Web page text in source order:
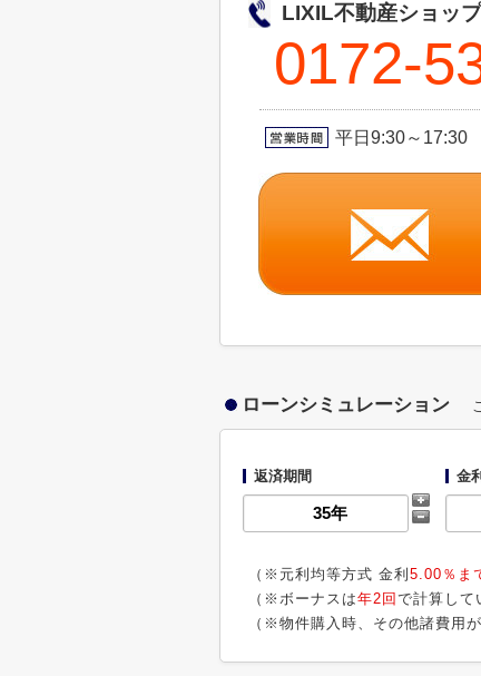
LIXIL不動産ショッ
0172-
平日9:30～17:30
ローンシミュレーション
返済期間 金利
（※元利均等方式 金利 5.00％ま
（※ボーナスは年2回 で計算して
（※物件購入時、その他諸費用